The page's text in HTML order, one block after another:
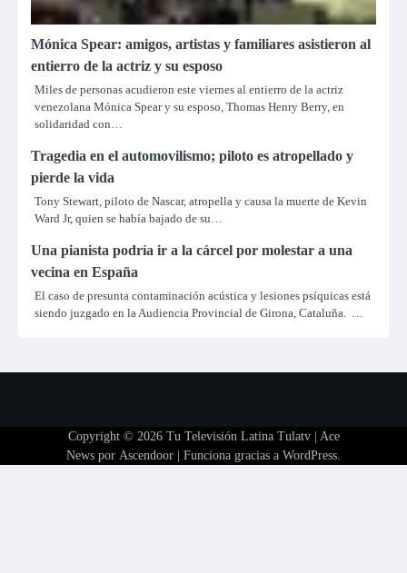
Mónica Spear: amigos, artistas y familiares asistieron al
entierro de la actriz y su esposo
Miles de personas acudieron este viernes al entierro de la actriz
venezolana Mónica Spear y su esposo, Thomas Henry Berry, en
solidaridad con…
Tragedia en el automovilismo; piloto es atropellado y
pierde la vida
Tony Stewart, piloto de Nascar, atropella y causa la muerte de Kevin
Ward Jr, quien se había bajado de su…
Una pianista podría ir a la cárcel por molestar a una
vecina en España
El caso de presunta contaminación acústica y lesiones psíquicas está
siendo juzgado en la Audiencia Provincial de Girona, Cataluña. …
Copyright © 2026 Tu Televisión Latina Tulatv| Ace
News por Ascendoor | Funciona gracias a WordPress